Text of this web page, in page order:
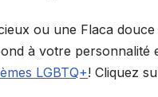
ou une Flaca
à votre personnalité
LGBTQ+! Cliquez